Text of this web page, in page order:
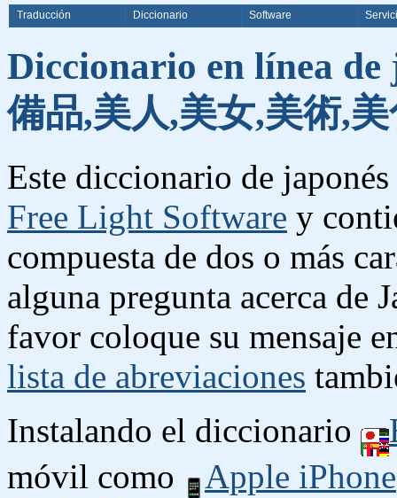
Traducción Diccionario Software
Diccionario en línea
備品,美人,美女,美術,
Este diccionario de
Free Light Software y
compuesta de dos o más
alguna pregunta acerca de
favor coloque su mensaje
lista de abreviaciones
Instalando el diccionario
móvil como
Apple iPhone